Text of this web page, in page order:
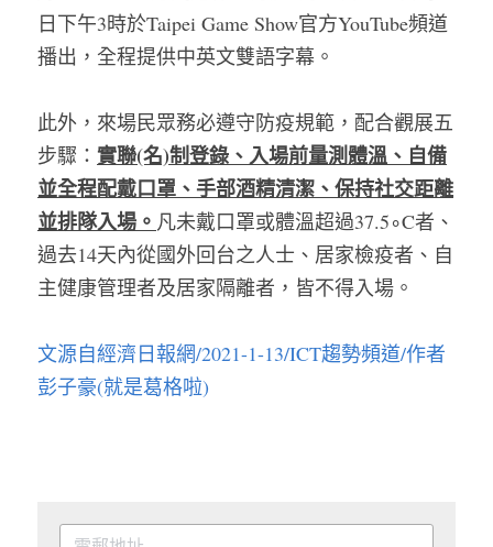
日下午3時於Taipei Game Show官方YouTube頻道
播出，全程提供中英文雙語字幕。
此外，來場民眾務必遵守防疫規範，配合觀展五
步驟： 實聯(名)制登錄、入場前量測體溫、自備
並全程配戴口罩、手部酒精清潔、保持社交距離
並排隊入場。 凡未戴口罩或體溫超過37.5∘C者、
過去14天內從國外回台之人士、居家檢疫者、自
主健康管理者及居家隔離者，皆不得入場。
文源自經濟日報網/2021-1-13/ICT趨勢頻道/作者
彭子豪(就是葛格啦)